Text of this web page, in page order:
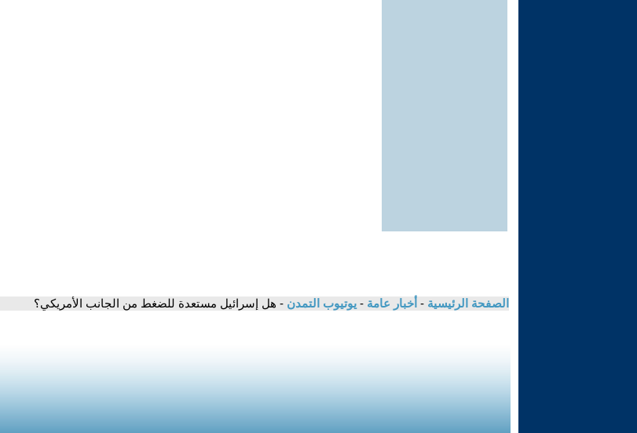
الصفحة الرئيسية - أخبار عامة - يوتيوب التمدن - هل إسرائيل مستعدة للضغط من الجانب الأمريكي؟